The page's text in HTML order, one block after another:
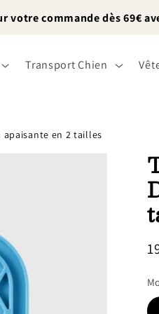
votre commande dès 69€
Transport Chien
apaisante en 2 tailles